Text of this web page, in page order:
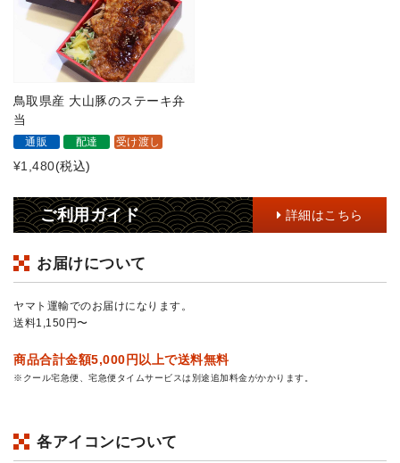
鳥取県産 大山豚のステーキ弁
当
通販 配達 受け渡し
¥1,480(税込)
ご利用ガイド 詳細はこちら
お届けについて
ヤマト運輸でのお届けになります。
送料1,150円〜
商品合計金額5,000円以上で送料無料
※クール宅急便、宅急便タイムサービスは別途追加料金がかかります。
各アイコンについて